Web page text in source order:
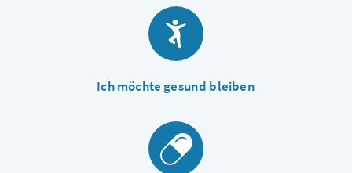
Ich möchte gesund bleiben